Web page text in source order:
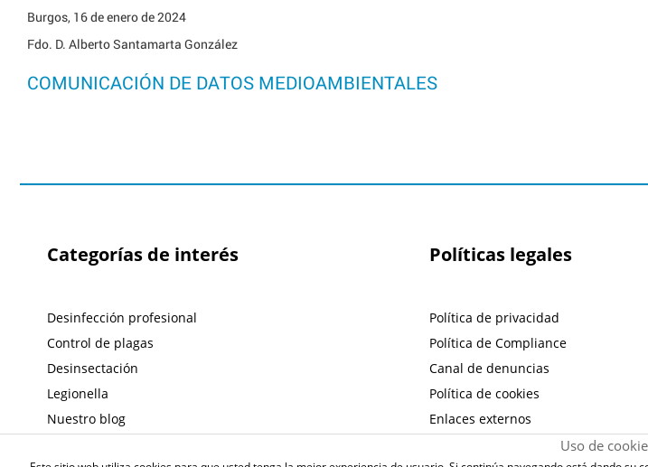
Burgos, 16 de enero de 2024
Fdo. D. Alberto Santamarta González
COMUNICACIÓN DE DATOS MEDIOAMBIENTALES
Categorías de interés
Desinfección profesional
Control de plagas
Desinsectación
Legionella
Nuestro blog
Políticas legales
Política de privacidad
Política de Compliance
Canal de denuncias
Política de cookies
Enlaces externos
Uso de